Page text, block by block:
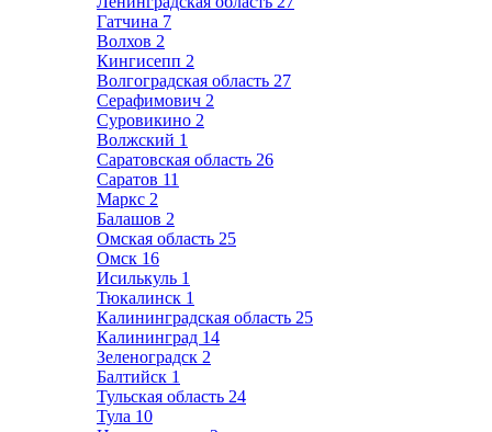
Гатчина 7
Волхов 2
Кингисепп 2
Волгоградская область 27
Серафимович 2
Суровикино 2
Волжский 1
Саратовская область 26
Саратов 11
Маркс 2
Балашов 2
Омская область 25
Омск 16
Исилькуль 1
Тюкалинск 1
Калининградская область 25
Калининград 14
Зеленоградск 2
Балтийск 1
Тульская область 24
Тула 10